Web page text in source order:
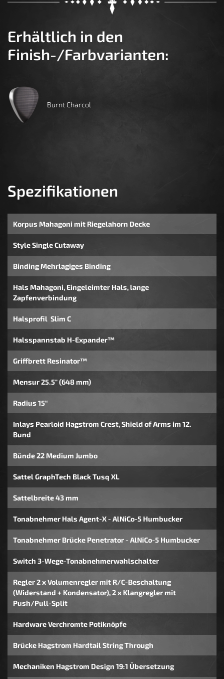
Erhältlich in den
Finish-/Farbvarianten:
Burnt Charcol
Spezifikationen
Korpus Mahagoni mit Riegelahorn Decke
Style Single Cutaway
Binding Mehrlagiges Binding
Hals Mahagoni, Eingeleimter Hals, lange
Zapfenverbindung
Halsprofil Slim C
Halsspannstab H-Expander™
Griffbrett Resinator™
Mensur 25.5" (648 mm)
Radius 15“
Inlays Pearloid Hagstrom Crest, Shield of Arms im 12.
Bund
Bünde 22 Medium Jumbo
Sattel GraphTech Black Tusq XL
Sattelbreite 43 mm
Tonabnehmer Hals Agent-X - AlNiCo-5 Humbucker
Tonabnehmer Brücke Penetrator - AlNiCo-5 Humbucker
Switch 3-Wege-Tonabnehmerwahlschalter
Regler 2 x Volumenregler mit R/C-Beschaltung
(Widerstand + Kondensator), 2 x Klangregler mit
Push/Pull-Split
Hardware Verchromte Potiknöpfe
Brücke Hagstrom Hardtail String Through
Mechaniken Hagstrom Design 19:1 Übersetzung